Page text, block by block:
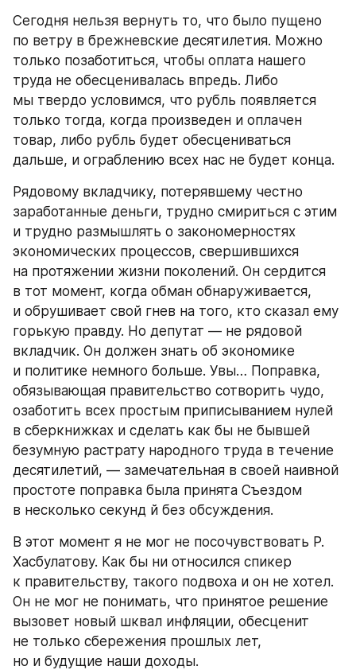
Сегодня нельзя вернуть то, что было пущено
по ветру в брежневские десятилетия. Можно
только позаботиться, чтобы оплата нашего
труда не обесценивалась впредь. Либо
мы твердо условимся, что рубль появляется
только тогда, когда произведен и оплачен
товар, либо рубль будет обесцениваться
дальше, и ограблению всех нас не будет конца.
Рядовому вкладчику, потерявшему честно
заработанные деньги, трудно смириться с этим
и трудно размышлять о закономерностях
экономических процессов, свершившихся
на протяжении жизни поколений. Он сердится
в тот момент, когда обман обнаруживается,
и обрушивает свой гнев на того, кто сказал ему
горькую правду. Но депутат — не рядовой
вкладчик. Он должен знать об экономике
и политике немного больше. Увы… Поправка,
обязывающая правительство сотворить чудо,
озаботить всех простым приписыванием нулей
в сберкнижках и сделать как бы не бывшей
безумную растрату народного труда в течение
десятилетий, — замечательная в своей наивной
простоте поправка была принята Съездом
в несколько секунд й без обсуждения.
В этот момент я не мог не посочувствовать Р.
Хасбулатову. Как бы ни относился спикер
к правительству, такого подвоха и он не хотел.
Он не мог не понимать, что принятое решение
вызовет новый шквал инфляции, обесценит
не только сбережения прошлых лет,
но и будущие наши доходы.